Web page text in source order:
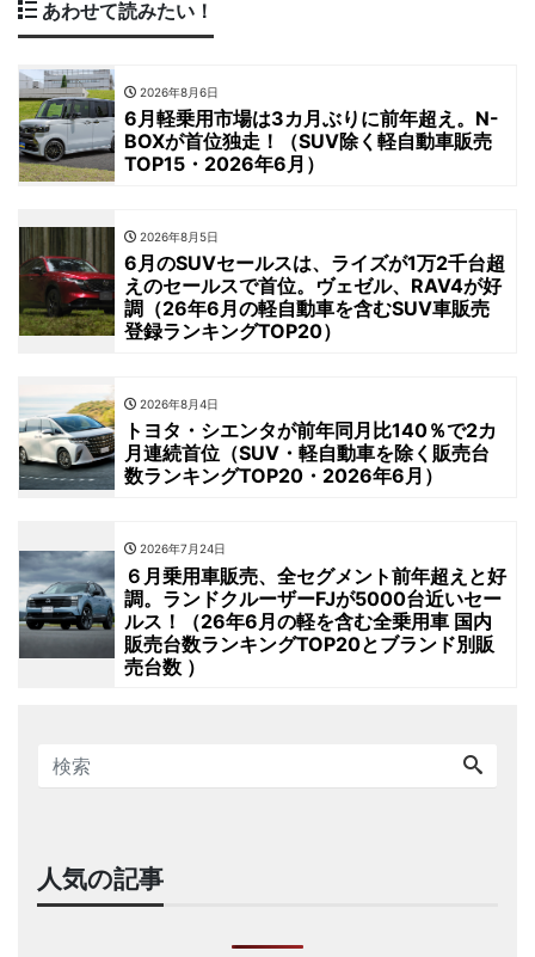
あわせて読みたい！
2026年8月6日
6月軽乗用市場は3カ月ぶりに前年超え。N-
BOXが首位独走！（SUV除く軽自動車販売
TOP15・2026年6月）
2026年8月5日
6月のSUVセールスは、ライズが1万2千台超
えのセールスで首位。ヴェゼル、RAV4が好
調（26年6月の軽自動車を含むSUV車販売
登録ランキングTOP20）
2026年8月4日
トヨタ・シエンタが前年同月比140％で2カ
月連続首位（SUV・軽自動車を除く販売台
数ランキングTOP20・2026年6月）
2026年7月24日
６月乗用車販売、全セグメント前年超えと好
調。ランドクルーザーFJが5000台近いセー
ルス！（26年6月の軽を含む全乗用車 国内
販売台数ランキングTOP20とブランド別販
売台数 ）
人気の記事